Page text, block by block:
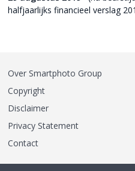
halfjaarlijks financieel verslag
Over Smartphoto Group
Copyright
Disclaimer
Privacy Statement
Contact